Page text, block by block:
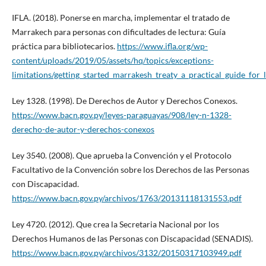
IFLA. (2018). Ponerse en marcha, implementar el tratado de
Marrakech para personas con dificultades de lectura: Guía
práctica para bibliotecarios. https://www.ifla.org/wp-
content/uploads/2019/05/assets/hq/topics/exceptions-
limitations/
Ley 1328. (1998). De Derechos de Autor y Derechos Conexos.
https://www.bacn.gov.py/leyes-paraguayas/908/ley-n-1328-
derecho-de-autor-y-derechos-conexos
Ley 3540. (2008). Que aprueba la Convención y el Protocolo
Facultativo de la Convención sobre los Derechos de las Personas
con Discapacidad.
https://www.bacn.gov.py/archivos/1763/20131118131553.pdf
Ley 4720. (2012). Que crea la Secretaria Nacional por los
Derechos Humanos de las Personas con Discapacidad (SENADIS).
https://www.bacn.gov.py/archivos/3132/20150317103949.pdf